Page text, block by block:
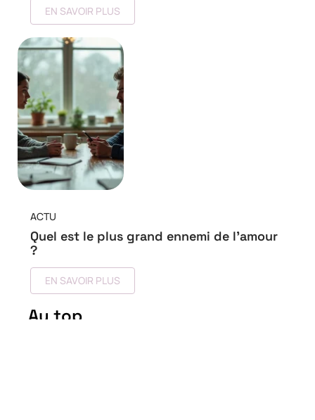
EN SAVOIR PLUS
ACTU
Quel est le plus grand ennemi de l’amour
?
EN SAVOIR PLUS
Au top